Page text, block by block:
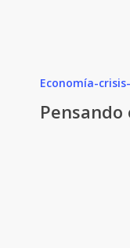
Economía-